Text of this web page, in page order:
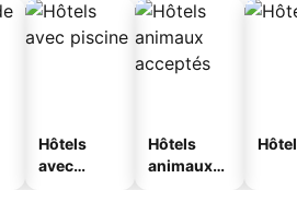
Hôtels
avec
Hôtels
animaux